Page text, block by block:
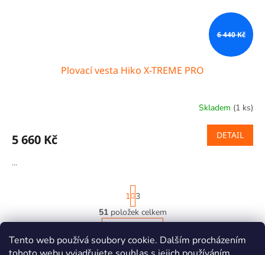
Tento web používá soubory cookie. Dalším procházením
6 440 Kč
Plovací vesta Hiko X-TREME PRO
Skladem (1 ks)
5 660 Kč DETAIL
...
O
l
á
S
t
r
á
k
o
1 3
51položek celkem